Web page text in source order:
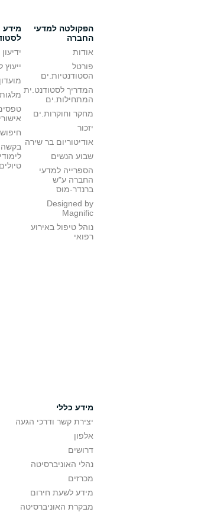
הפקולטה למדעי
החברה
אודות
פורטל
הסטודנטיות.ים
המדריך לסטודנט.ית
המתחילות.ים
מחקר וחוקרות.ים
יזכור
אודיטוריום בר שירה
שבוע הנשים
הספרייה למדעי
החברה ע"ש
ברנדר-מוס
Designed by
Magnific
נוהל טיפול באירוע
רפואי
מידע
ידיעון
מלגות
בקשה
מידע כללי
יצירת קשר ודרכי הגעה
אלפון
דרושים
נהלי האוניברסיטה
מכרזים
מידע לשעת חירום
מבקרת האוניברסיטה